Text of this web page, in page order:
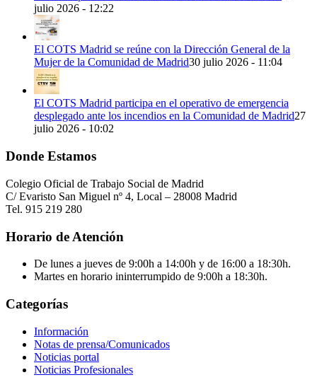
julio 2026 - 12:22
El COTS Madrid se reúne con la Dirección General de la
Mujer de la Comunidad de Madrid30 julio 2026 - 11:04
El COTS Madrid participa en el operativo de emergencia
desplegado ante los incendios en la Comunidad de Madrid27
julio 2026 - 10:02
Donde Estamos
Colegio Oficial de Trabajo Social de Madrid
C/ Evaristo San Miguel nº 4, Local – 28008 Madrid
Tel. 915 219 280
Horario de Atención
De lunes a jueves de 9:00h a 14:00h y de 16:00 a 18:30h.
Martes en horario ininterrumpido de 9:00h a 18:30h.
Categorías
Información
Notas de prensa/Comunicados
Noticias portal
Noticias Profesionales